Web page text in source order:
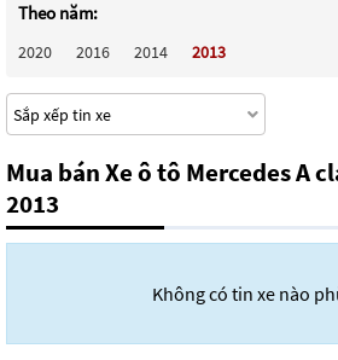
Theo năm:
2020 2016 2014 2013
Mua bán Xe ô tô Mercedes A
2013
Không có tin xe nào